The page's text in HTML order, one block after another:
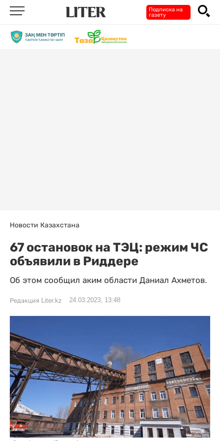
Подписка на
газету
Новости Казахстана
67 остановок на ТЭЦ: режим ЧС
объявили в Риддере
Об этом сообщил аким области Даниал Ахметов.
Редакция Liter.kz 24.03.2023, 13:48